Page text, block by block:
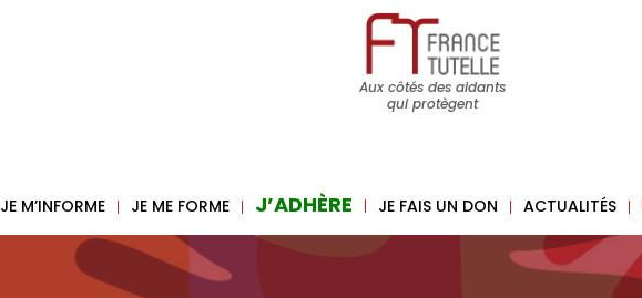
Aux côtés des aidants
qui protègent
JE M’INFORME JE ME FORME J’ADHÈRE JE FAIS UN DON ACTUALITÉS